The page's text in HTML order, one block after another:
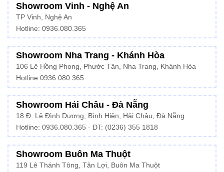
Showroom Vinh - Nghệ An
TP Vinh, Nghệ An
Hotline: 0936.080.365
Showroom Nha Trang - Khánh Hòa
106 Lê Hồng Phong, Phước Tân, Nha Trang, Khánh Hòa
Hotline:0936.080.365
Showroom Hải Châu - Đà Nẵng
18 Đ. Lê Đình Dương, Bình Hiên, Hải Châu, Đà Nẵng
Hotline: 0936.080.365 - ĐT: (0236) 355 1818
Showroom Buôn Ma Thuột
119 Lê Thánh Tông, Tân Lợi, Buôn Ma Thuột